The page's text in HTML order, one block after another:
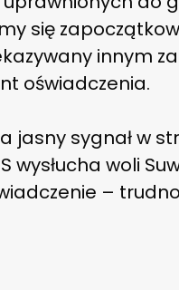
się
innym
oświadczenia.
jasny sygnał w
wysłucha woli
–